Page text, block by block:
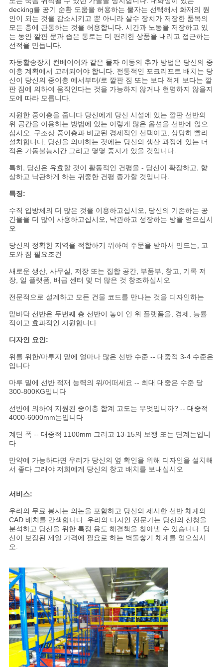
decking를 공기 순환 도움을 허용하는 물자는 선택해서 화재의 원
인이 되는 것을 감소시키고 뿐 아니라 살수 장치가 저장한 품목의
모든 층에 관통하는 것을 허용합니다. 시간과 노동을 저장하고 있
는 동안 깔판 문과 좁은 통로는 더 편리한 상품을 내리고 접근하는
선적을 만듭니다.
자동활송장치 컨베이어와 같은 물자 이동의 추가 방법은 당신의 중
이층 계획에서 고려되어야 합니다. 전통적인 포크리프트 배치는 당
신이 당신의 중이층 에서부터/로 깔판 짐 또는 보다 적게 보다는 깔
판 짐에 의하여 움직인다는 것을 가능하지 않거나 현명하지 않을지
도에 따라 모릅니다.
지원한 중이층을 줍니다 당신에게 당신 시설에 있는 깔판 선반의
위 공간을 이용하는 방법에 있는 이렇게 많은 옵션을 선반에 얹으
십시오. 구조상 중이층과 비교된 경제적인 선택이고, 상당히 빨리
설치합니다, 당신을 의미하는 것에는 당신의 생산 과정에 있는 더
적은 가동불능시간 그리고 몇몇 중지가 있을 것입니다.
특히, 당신은 유효할 것이 활동적인 건평을 - 당신이 확장하고, 향
상하고 낙관하게 하는 귀중한 건평 증가할 것입니다.
특징:
수직 입방체의 더 많은 것을 이용하고십시오, 당신의 기존하는 공
간을을 더 많이 사용하고십시오, 낙관하고 성장하는 방을 얻으십시
오
당신의 정확한 지역을 적합하기 위하여 주문을 받아서 만드는, 고
도와 짐 필요조건
새로운 생산, 사무실, 저장 또는 집합 공간, 부품부, 창고, 기록 저
장, 일 플랫폼, 배급 센터 및 더 많은 것 창조하십시오
전문적으로 설계하고 모든 건물 코드를 만나는 것을 디자인하는
밑바닥 선반은 두번째 층 선반이 놓이 인 위 플랫폼을, 경제, 능률
적이고 효과적인 지원합니다
디자인 요인:
위를 위한/마루지 밑에 얼마나 많은 선반 수준 -- 대중적 3-4 수준은
입니다
마루 밑에 선반 적재 능력의 위/어떠세요 -- 최대 대중은 수준 당
300-800KG입니다
선반에 의하여 지원된 중이층 합계 고도는 무엇입니까? -- 대중적
4000-6000mm는입니다
계단 폭 -- 대중적 1100mm 그리고 13-15의 보행 또는 단계는입니
다
만약에 가능하다면 우리가 당신의 옆 확인을 위해 디자인을 설치해
서 좋다 그래야 저희에게 당신의 창고 배치를 보내십시오
서비스:
우리의 무료 봉사는 의논을 포함하고 당신의 제시한 선반 체계의
CAD 배치를 간색합니다. 우리의 디자인 전문가는 당신의 신청을
분석하고 당신을 위한 특정 용도 해결책을 찾아낼 수 있습니다. 당
신이 보장된 제일 가격에 필요로 하는 벽돌쌓기 체계를 얻으십시
오.